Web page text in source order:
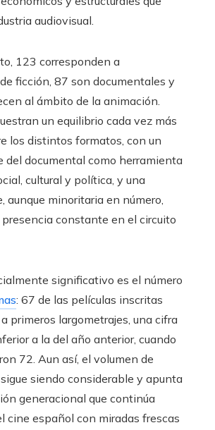
audiovisual.
123 corresponden a
ficción, 87 son documentales y
al ámbito de la animación.
un equilibrio cada vez más
los distintos formatos, con un
del documental como herramienta
cultural y política, y una
aunque minoritaria en número,
constante en el circuito
significativo es el número
: 67 de las películas inscritas
primeros largometrajes, una cifra
a la del año anterior, cuando
72. Aun así, el volumen de
siendo considerable y apunta
generacional que continúa
cine español con miradas frescas